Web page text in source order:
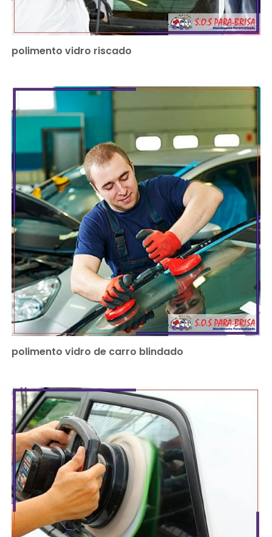
polimento vidro riscado
polimento vidro de carro blindado